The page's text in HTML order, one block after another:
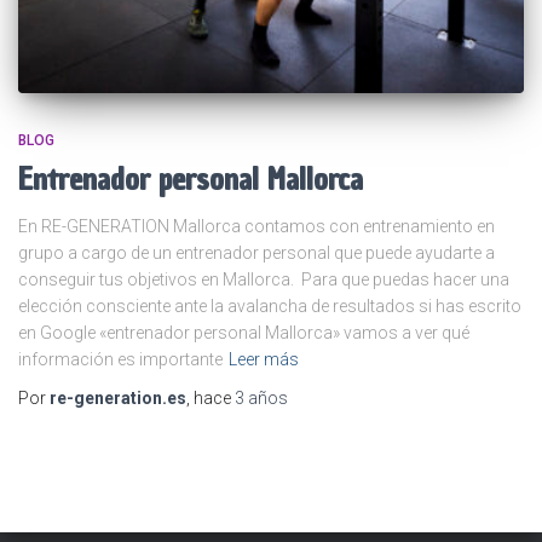
BLOG
Entrenador personal Mallorca
En RE-GENERATION Mallorca contamos con entrenamiento en
grupo a cargo de un entrenador personal que puede ayudarte a
conseguir tus objetivos en Mallorca. Para que puedas hacer una
elección consciente ante la avalancha de resultados si has escrito
en Google «entrenador personal Mallorca» vamos a ver qué
información es importante
Leer más
Por re-generation.es , hace 3 años